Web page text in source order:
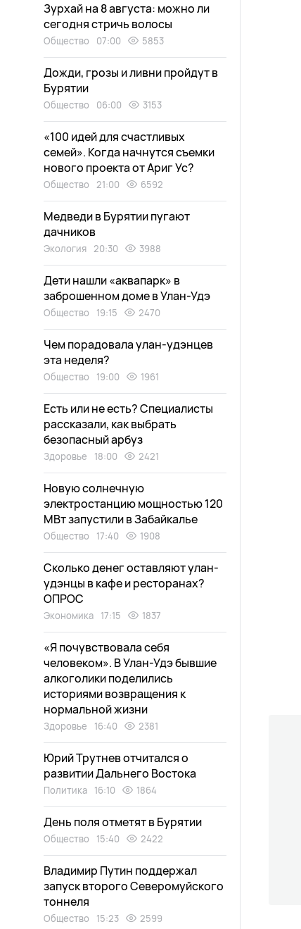
Зурхай на 8 августа: можно ли
сегодня стричь волосы
Общество 07:00 5853
Дожди, грозы и ливни пройдут в
Бурятии
Общество 06:00 3153
«100 идей для счастливых
семей». Когда начнутся съемки
нового проекта от Ариг Ус?
Общество 21:00 6592
Медведи в Бурятии пугают
дачников
Экология 20:30 3988
Дети нашли «аквапарк» в
заброшенном доме в Улан-Удэ
Общество 19:15 2470
Чем порадовала улан-удэнцев
эта неделя?
Общество 19:00 1961
Есть или не есть? Специалисты
рассказали, как выбрать
безопасный арбуз
Здоровье 18:00 2421
Новую солнечную
электростанцию мощностью 120
МВт запустили в Забайкалье
Общество 17:40 1908
Сколько денег оставляют улан-
удэнцы в кафе и ресторанах?
ОПРОС
Экономика 17:15 1837
«Я почувствовала себя
человеком». В Улан-Удэ бывшие
алкоголики поделились
историями возвращения к
нормальной жизни
Здоровье 16:40 2381
Юрий Трутнев отчитался о
развитии Дальнего Востока
Политика 16:10 1864
День поля отметят в Бурятии
Общество 15:40 2422
Владимир Путин поддержал
запуск второго Северомуйского
тоннеля
Общество 15:23 2599